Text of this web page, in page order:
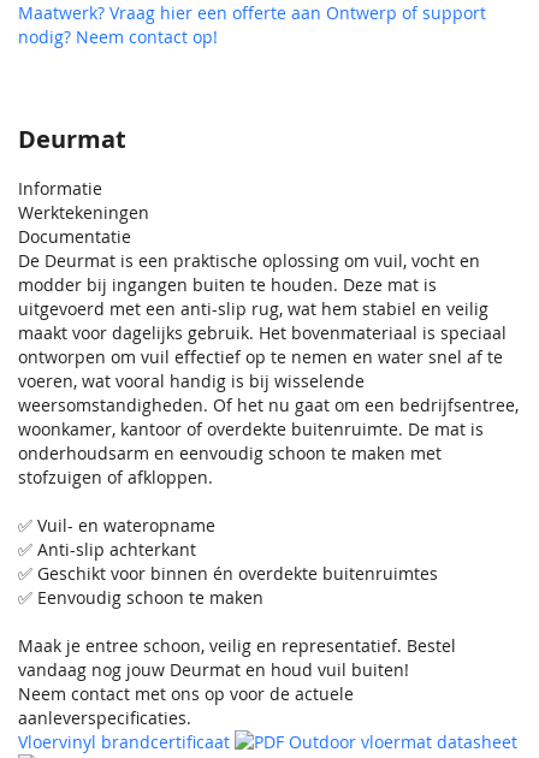
Deurmat
Informatie
Werktekeningen
Documentatie
De Deurmat is een praktische oplossing om vuil, vocht en
modder bij ingangen buiten te houden. Deze mat is
uitgevoerd met een anti-slip rug, wat hem stabiel en veilig
maakt voor dagelijks gebruik. Het bovenmateriaal is speciaal
ontworpen om vuil effectief op te nemen en water snel af te
voeren, wat vooral handig is bij wisselende
weersomstandigheden. Of het nu gaat om een bedrijfsentree,
woonkamer, kantoor of overdekte buitenruimte. De mat is
onderhoudsarm en eenvoudig schoon te maken met
stofzuigen of afkloppen.
✅ Vuil- en wateropname
✅ Anti-slip achterkant
✅ Geschikt voor binnen én overdekte buitenruimtes
✅ Eenvoudig schoon te maken
Maak je entree schoon, veilig en representatief. Bestel
vandaag nog jouw Deurmat en houd vuil buiten!
Neem contact met ons op voor de actuele
aanleverspecificaties.
Vloervinyl brandcertificaat
Outdoor vloermat datasheet
Maatwerk? Vraag hier een offerte aan Ontwerp of support
nodig? Neem contact op!